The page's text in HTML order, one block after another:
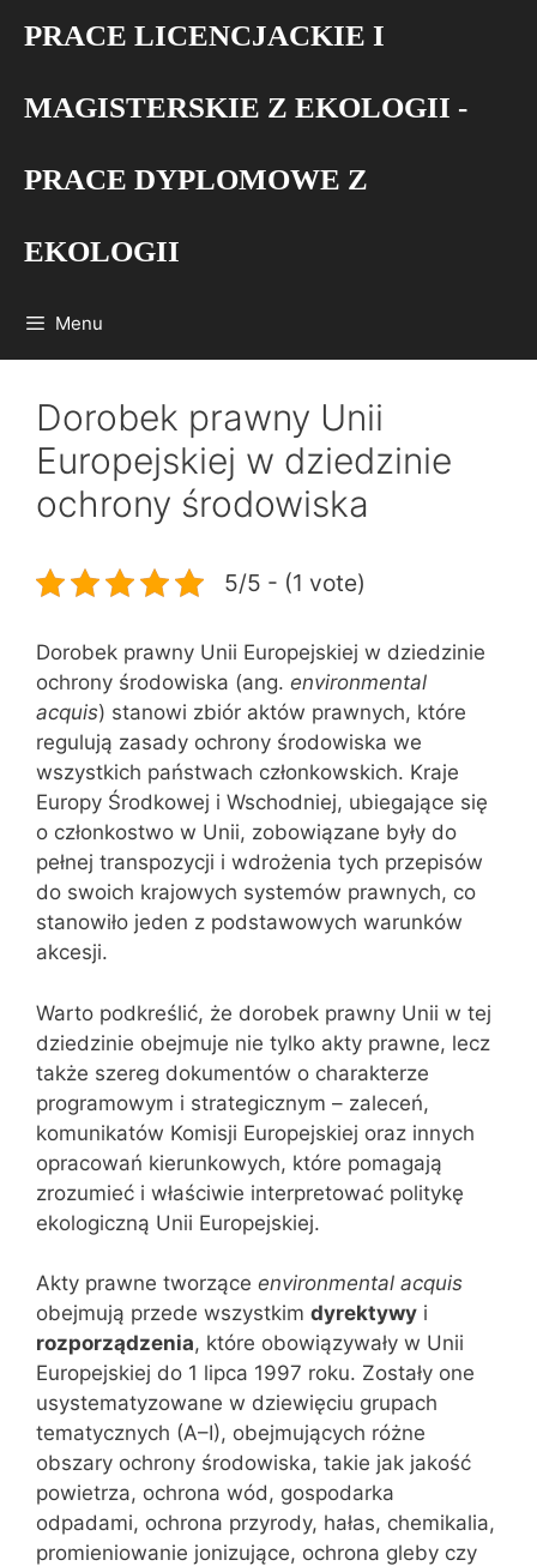
PRACE LICENCJACKIE I
MAGISTERSKIE Z EKOLOGII -
PRACE DYPLOMOWE Z
EKOLOGII
Menu
Dorobek prawny Unii
Europejskiej w dziedzinie
ochrony środowiska
5/5 - (1 vote)
Dorobek prawny Unii Europejskiej w dziedzinie
ochrony środowiska (ang. environmental
acquis) stanowi zbiór aktów prawnych, które
regulują zasady ochrony środowiska we
wszystkich państwach członkowskich. Kraje
Europy Środkowej i Wschodniej, ubiegające się
o członkostwo w Unii, zobowiązane były do
pełnej transpozycji i wdrożenia tych przepisów
do swoich krajowych systemów prawnych, co
stanowiło jeden z podstawowych warunków
akcesji.
Warto podkreślić, że dorobek prawny Unii w tej
dziedzinie obejmuje nie tylko akty prawne, lecz
także szereg dokumentów o charakterze
programowym i strategicznym – zaleceń,
komunikatów Komisji Europejskiej oraz innych
opracowań kierunkowych, które pomagają
zrozumieć i właściwie interpretować politykę
ekologiczną Unii Europejskiej.
Akty prawne tworzące environmental acquis
obejmują przede wszystkim dyrektywy i
rozporządzenia, które obowiązywały w Unii
Europejskiej do 1 lipca 1997 roku. Zostały one
usystematyzowane w dziewięciu grupach
tematycznych (A–I), obejmujących różne
obszary ochrony środowiska, takie jak jakość
powietrza, ochrona wód, gospodarka
odpadami, ochrona przyrody, hałas, chemikalia,
promieniowanie jonizujące, ochrona gleby czy